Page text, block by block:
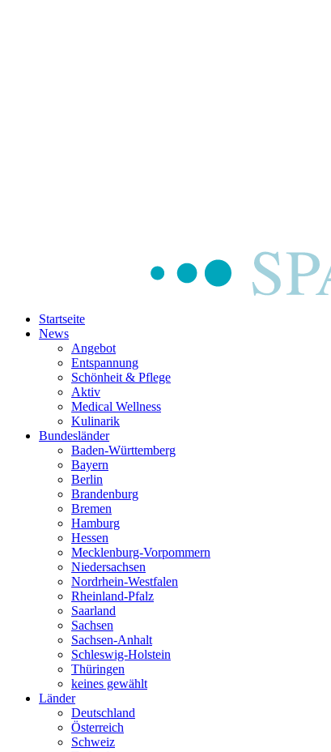
Startseite
News
Angebot
Entspannung
Schönheit & Pflege
Aktiv
Medical Wellness
Kulinarik
Bundesländer
Baden-Württemberg
Bayern
Berlin
Brandenburg
Bremen
Hamburg
Hessen
Mecklenburg-Vorpommern
Niedersachsen
Nordrhein-Westfalen
Rheinland-Pfalz
Saarland
Sachsen
Sachsen-Anhalt
Schleswig-Holstein
Thüringen
keines gewählt
Länder
Deutschland
Österreich
Schweiz